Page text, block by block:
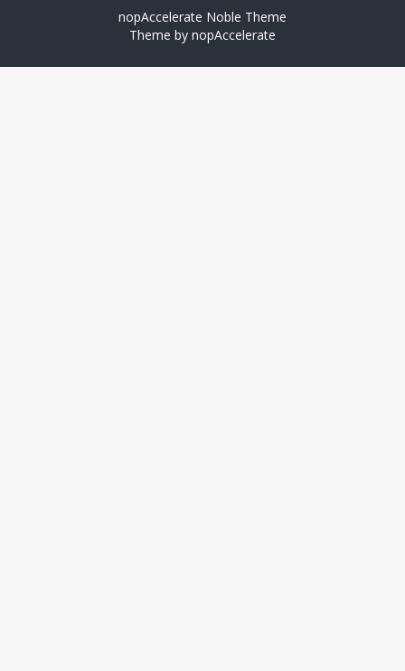
nopAccelerate Noble Theme
Theme by nopAccelerate